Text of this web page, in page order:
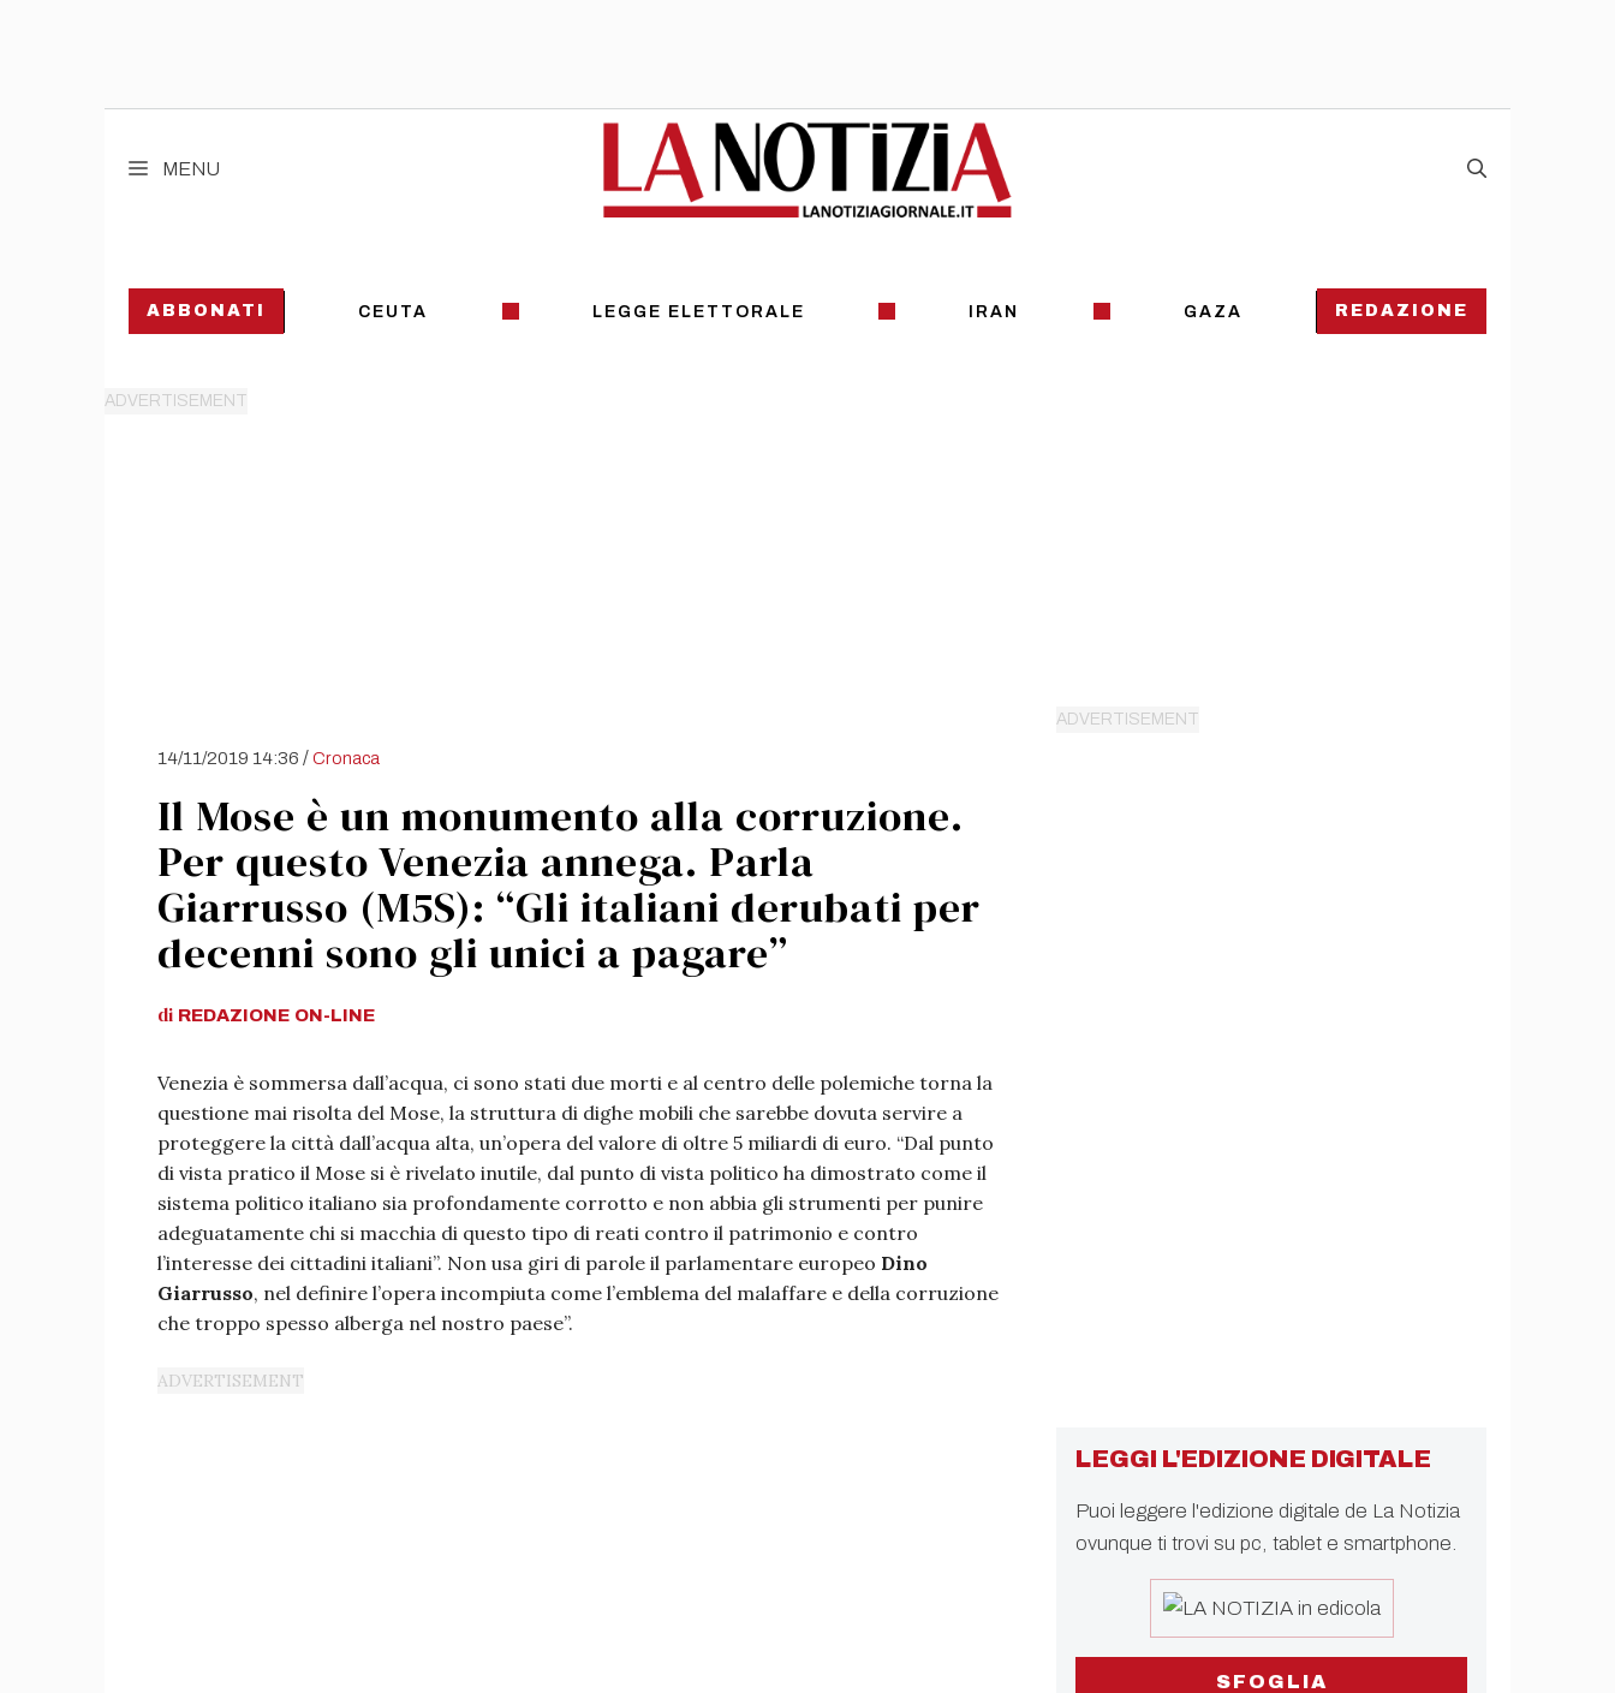
MENU
ABBONATI CEUTA LEGGE ELETTORALE IRAN GAZA REDAZIONE
14/11/2019 14:36 /Cronaca
Il Mose è un monumento alla corruzione.
Per questo Venezia annega. Parla
Giarrusso (M5S): “Gli italiani derubati per
decenni sono gli unici a pagare”
di REDAZIONE ON-LINE
Venezia è sommersa dall’acqua, ci sono stati due morti e al centro delle polemiche torna la
questione mai risolta del Mose, la struttura di dighe mobili che sarebbe dovuta servire a
proteggere la città dall’acqua alta, un’opera del valore di oltre 5 miliardi di euro. “Dal punto
di vista pratico il Mose si è rivelato inutile, dal punto di vista politico ha dimostrato come il
sistema politico italiano sia profondamente corrotto e non abbia gli strumenti per punire
adeguatamente chi si macchia di questo tipo di reati contro il patrimonio e contro
l’interesse dei cittadini italiani”. Non usa giri di parole il parlamentare europeo Dino
Giarrusso, nel definire l’opera incompiuta come l’emblema del malaffare e della corruzione
che troppo spesso alberga nel nostro paese”.
LEGGI L'EDIZIONE DIGITALE
Puoi leggere l'edizione digitale de La Notizia
ovunque ti trovi su pc, tablet e smartphone.
SFOGLIA